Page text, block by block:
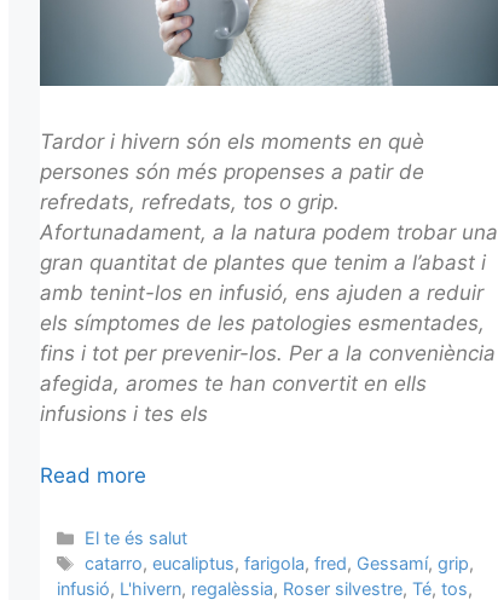
Tardor i hivern són els moments en què
persones són més propenses a patir de
refredats, refredats, tos o grip.
Afortunadament, a la natura podem trobar una
gran quantitat de plantes que tenim a l’abast i
amb tenint-los en infusió, ens ajuden a reduir
els símptomes de les patologies esmentades,
fins i tot per prevenir-los. Per a la conveniència
afegida, aromes te han convertit en ells
infusions i tes els
Read more
Categories
El te és salut
Tags
catarro,eucaliptus,farigola,fred, Gessamí,grip,
infusió, L'hivern, regalèssia, Roser silvestre, Té, tos,